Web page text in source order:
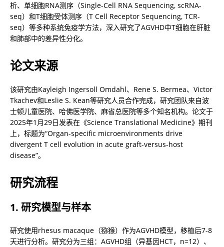
析、单细胞RNA测序（Single-Cell RNA Sequencing, scRNA-
seq）和T细胞受体测序（T Cell Receptor Sequencing, TCR-
seq）等多种系统免疫学方法，深入研究了AGVHD中T细胞在肝脏
和肺部中的差异性分化。
论文来源
该研究由Kayleigh Ingersoll Omdahl、Rene S. Bermea、Victor
Tkachev和Leslie S. Kean等研究人员合作完成，研究团队来自波
士顿儿童医院、哈佛医学院、麻省总医院等多个知名机构。论文于
2025年1月29日发表在《Science Translational Medicine》期刊
上，标题为“Organ-specific microenvironments drive
divergent T cell evolution in acute graft-versus-host
disease”。
研究流程
1. 研究模型与样本
研究使用rhesus macaque（猕猴）作为AGVHD模型，移植后7-8
天进行分析。研究分为三组：AGVHD组（异基因HCT，n=12）、